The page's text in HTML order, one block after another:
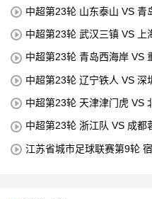
中超第23轮 山东泰山 VS 青
中超第23轮 武汉三镇 VS 上
中超第23轮 青岛西海岸 VS
中超第23轮 辽宁铁人 VS 深
中超第23轮 天津津门虎 VS
中超第23轮 浙江队 VS 成都
江苏省城市足球联赛第9轮